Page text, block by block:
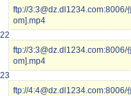
ftp://3:3@dz.dl1234.com:8006/
om].mp4
22
ftp://3:3@dz.dl1234.com:8006/
om].mp4
23
ftp://4:4@dz.dl1234.com:8006/